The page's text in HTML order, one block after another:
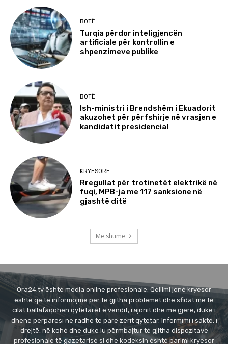
BOTË
Turqia përdor inteligjencën
artificiale për kontrollin e
shpenzimeve publike
BOTË
Ish-ministri i Brendshëm i Ekuadorit
akuzohet për përfshirje në vrasjen e
kandidatit presidencial
KRYESORE
Rregullat për trotinetët elektrikë në
fuqi, MPB-ja me 117 sanksione në
gjashtë ditë
Më shumë
Ora24.tv është media online profesionale. Qëllimi jonë kryesor
është që të informojmë për të gjitha problemet dhe sfidat me të
cilat ballafaqohen qytetarët e vendit, rajonit dhe më gjerë, duke i
dhënë përparësi në radhë të parë zërit qytetar. Informimi i saktë, i
drejtë, në kohë dhe duke iu përmbajtur të gjitha dispozitave
profesionale të gazetarisë si dhe kodeksin është parimi kryesor